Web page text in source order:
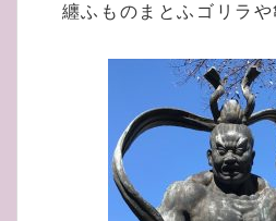
纏ふものまとふゴリラ